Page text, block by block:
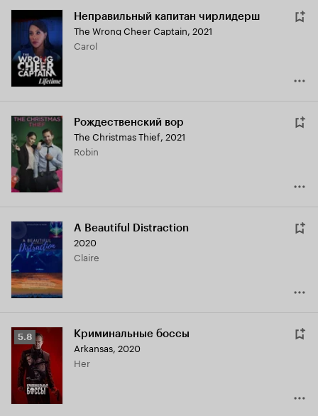
Неправильный капитан чирлидерш
The Wrong Cheer Captain, 2021
Carol
Рождественский вор
The Christmas Thief, 2021
Robin
A Beautiful Distraction
2020
Claire
Рейтинг
Кинопоиска
5.8
5.8 Криминальные боссы
Arkansas, 2020
Her